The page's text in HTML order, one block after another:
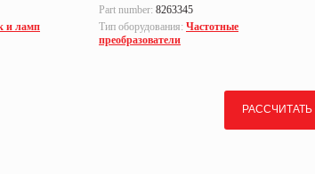
и ламп
Part number: 8263345
Тип оборудования: Частотные
преобразователи